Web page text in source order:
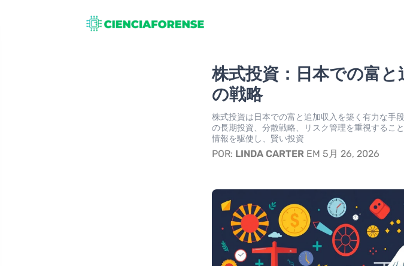
株式投資：日本での富
の戦略
株式投資は日本での富と追加収入を築く有力な手
の長期投資、分散戦略、リスク管理を重視するこ
情報を駆使し、賢い投資
POR: LINDA CARTER EM 5月 26, 2026